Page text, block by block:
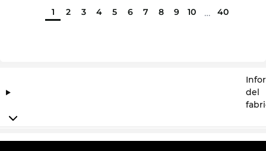
1 2 3 4 5 6 7 8 9 10 … 40
del